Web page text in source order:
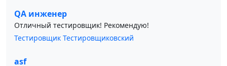
QA инженер
Отличный тестировщик! Рекомендую!
Тестировщик Тестировщиковский
asf